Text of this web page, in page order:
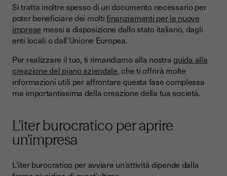
Si tratta inoltre spesso di un documento necessario per
poter beneficiare dei moltifinanziamenti per le nuove
imprese messi a disposizione dallo stato italiano, dagli
enti locali o dall’Unione Europea.
Per realizzare il tuo, ti rimandiamo alla nostraguida alla
creazione del piano aziendale, che ti offrirà molte
informazioni utili per affrontare questa fase complessa
ma importantissima della creazione della tua società.
L'iter burocratico per aprire
un'impresa
L’iter burocratico per avviare un’attività dipende dalla